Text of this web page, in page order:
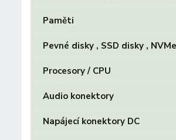
Paměti
Pevné disky , SSD disky , NVMe
Procesory / CPU
Audio konektory
Napájecí konektory DC